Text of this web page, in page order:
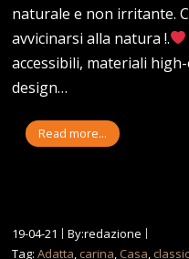
naturale e non irritante.
avvicinarsi alla natura !.
accessibili, materiali
design…
Read more...
19-04-21
By:redazione
Tag:Adatta, carina, Casa,